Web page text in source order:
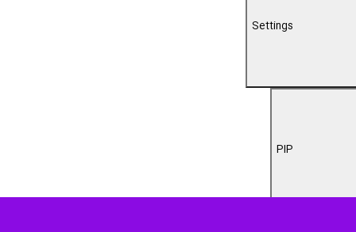
Settings
PIP